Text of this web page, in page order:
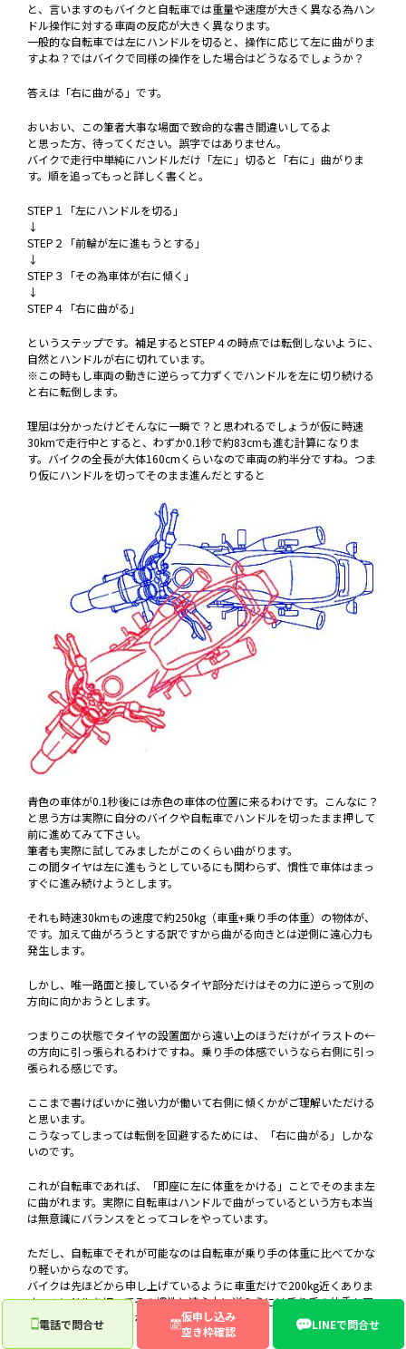
と、言いますのもバイクと自転車では重量や速度が大きく異なる為ハン
ドル操作に対する車両の反応が大きく異なります。
一般的な自転車では左にハンドルを切ると、操作に応じて左に曲がりま
すよね？ではバイクで同様の操作をした場合はどうなるでしょうか？
答えは「右に曲がる」です。
おいおい、この筆者大事な場面で致命的な書き間違いしてるよ
と思った方、待ってください。誤字ではありません。
バイクで走行中単純にハンドルだけ「左に」切ると「右に」曲がりま
す。順を追ってもっと詳しく書くと。
STEP１「左にハンドルを切る」
↓
STEP２「前輪が左に進もうとする」
↓
STEP３「その為車体が右に傾く」
↓
STEP４「右に曲がる」
というステップです。補足するとSTEP４の時点では転倒しないように、
自然とハンドルが右に切れています。
※この時もし車両の動きに逆らって力ずくでハンドルを左に切り続ける
と右に転倒します。
理屈は分かったけどそんなに一瞬で？と思われるでしょうが仮に時速
30kmで走行中とすると、わずか0.1秒で約83cmも進む計算になりま
す。バイクの全長が大体160cmくらいなので車両の約半分ですね。つま
り仮にハンドルを切ってそのまま進んだとすると
青色の車体が0.1秒後には赤色の車体の位置に来るわけです。こんなに？
と思う方は実際に自分のバイクや自転車でハンドルを切ったまま押して
前に進めてみて下さい。
筆者も実際に試してみましたがこのくらい曲がります。
この間タイヤは左に進もうとしているにも関わらず、慣性で車体はまっ
すぐに進み続けようとします。
それも時速30kmもの速度で約250kg（車重+乗り手の体重）の物体が、
です。加えて曲がろうとする訳ですから曲がる向きとは逆側に遠心力も
発生します。
しかし、唯一路面と接しているタイヤ部分だけはその力に逆らって別の
方向に向かおうとします。
つまりこの状態でタイヤの設置面から遠い上のほうだけがイラストの←
の方向に引っ張られるわけですね。乗り手の体感でいうなら右側に引っ
張られる感じです。
ここまで書けばいかに強い力が働いて右側に傾くかがご理解いただける
と思います。
こうなってしまっては転倒を回避するためには、「右に曲がる」しかな
いのです。
これが自転車であれば、「即座に左に体重をかける」ことでそのまま左
に曲がれます。実際に自転車はハンドルで曲がっているという方も本当
は無意識にバランスをとってコレをやっています。
ただし、自転車でそれが可能なのは自転車が乗り手の体重に比べてかな
り軽いからなのです。
バイクは先ほどから申し上げているように車重だけで200kg近くありま
す。ハンドルを切ってその慣性と遠心力に逆らうには乗り手の体重も同
じく200kg近く必要になってきます。
電話で問合せ
仮申し込み
空き枠確認
LINEで問合せ